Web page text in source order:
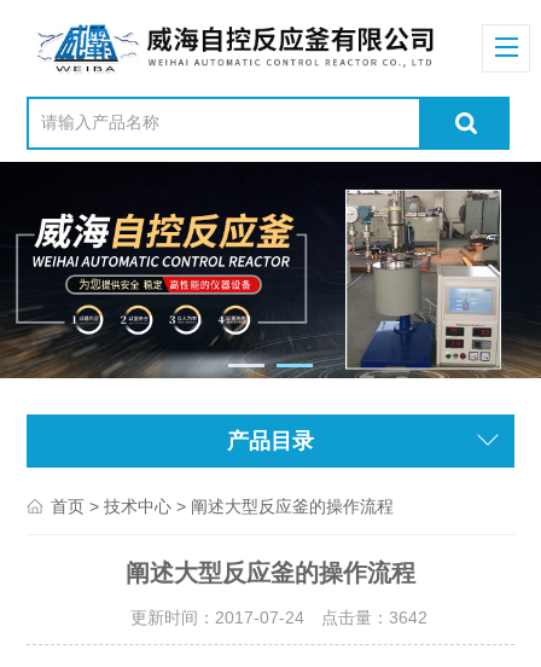
产品目录
首页 >技术中心 > 阐述大型反应釜的操作流程
阐述大型反应釜的操作流程
更新时间：2017-07-24 点击量： 3642